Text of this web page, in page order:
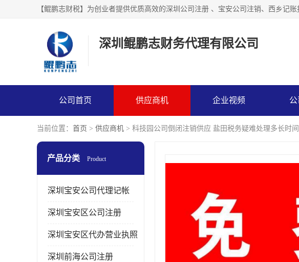
【鲲鹏志财税】为创业者提供优质高效的深圳公司注册 、宝安公司注销、西乡记
深圳鲲鹏志财务代理有限公司
公司首页 供应商机 企业视频
当前位置： 首页 > 供应商机 > 科技园公司倒闭注销供应 盐田税务疑难处理多长时
产品分类 Product
深圳宝安公司代理记帐
深圳宝安区公司注册
深圳宝安区代办营业执照
深圳前海公司注册